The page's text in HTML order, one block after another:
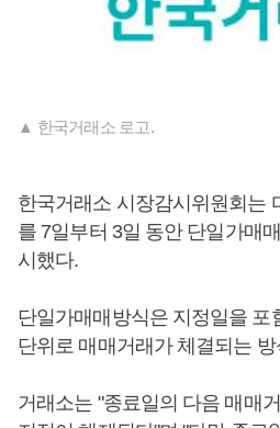
▲ 한국거래소 로고.
한국거래소 시장감시위원회는
를 7일부터 3일 동안 단일가매
시했다.
단일가매매방식은 지정일을 포
단위로 매매거래가 체결되는
거래소는 "종료일의 다음 매매